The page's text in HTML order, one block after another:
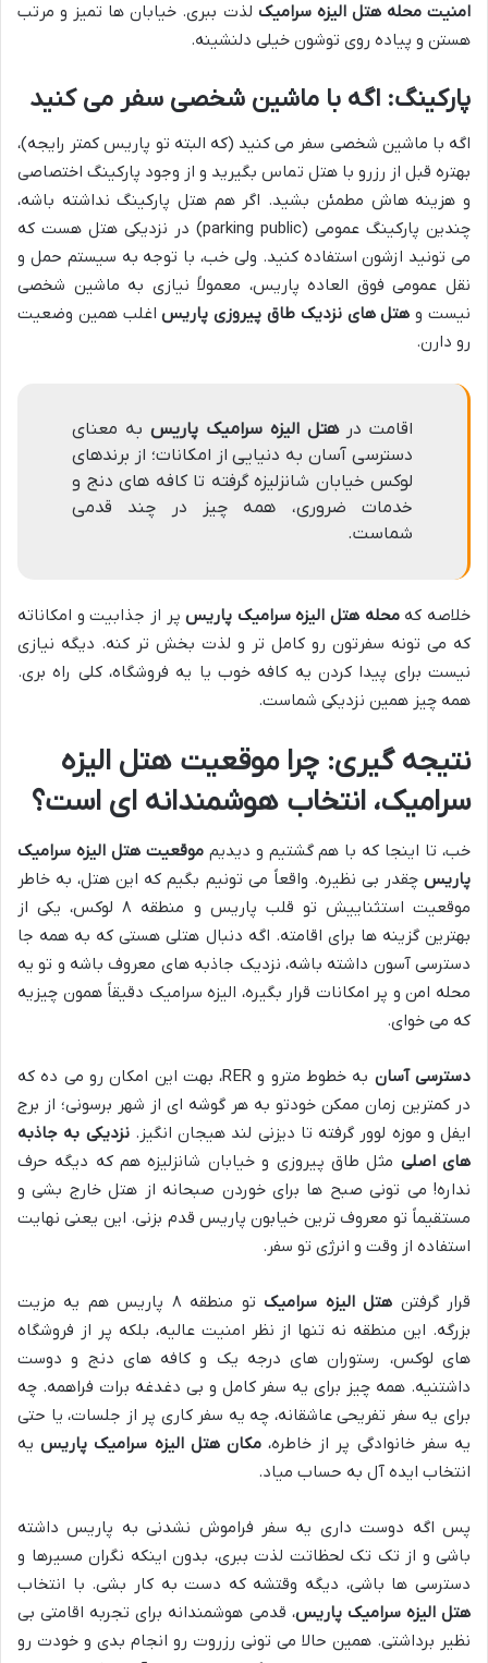
امنیت محله هتل الیزه سرامیک لذت ببری. خیابان ها تمیز و مرتب
هستن و پیاده روی توشون خیلی دلنشینه.
پارکینگ: اگه با ماشین شخصی سفر می کنید
اگه با ماشین شخصی سفر می کنید (که البته تو پاریس کمتر رایجه)،
بهتره قبل از رزرو با هتل تماس بگیرید و از وجود پارکینگ اختصاصی
و هزینه هاش مطمئن بشید. اگر هم هتل پارکینگ نداشته باشه،
چندین پارکینگ عمومی (parking public) در نزدیکی هتل هست که
می تونید ازشون استفاده کنید. ولی خب، با توجه به سیستم حمل و
نقل عمومی فوق العاده پاریس، معمولاً نیازی به ماشین شخصی
نیست و هتل های نزدیک طاق پیروزی پاریساغلب همین وضعیت
رو دارن.
اقامت درهتل الیزه سرامیک پاریس به معنای
دسترسی آسان به دنیایی از امکانات؛ از برندهای
لوکس خیابان شانزلیزه گرفته تا کافه های دنج و
خدمات ضروری، همه چیز در چند قدمی
شماست.
خلاصه کهمحله هتل الیزه سرامیک پاریسپر از جذابیت و امکاناته
که می تونه سفرتون رو کامل تر و لذت بخش تر کنه. دیگه نیازی
نیست برای پیدا کردن یه کافه خوب یا یه فروشگاه، کلی راه بری.
همه چیز همین نزدیکی شماست.
نتیجه گیری: چرا موقعیت هتل الیزه
سرامیک، انتخاب هوشمندانه ای است؟
خب، تا اینجا که با هم گشتیم و دیدیمموقعیت هتل الیزه سرامیک
پاریس چقدر بی نظیره. واقعاً می تونیم بگیم که این هتل، به خاطر
موقعیت استثناییش تو قلب پاریس و منطقه ۸ لوکس، یکی از
بهترین گزینه ها برای اقامته. اگه دنبال هتلی هستی که به همه جا
دسترسی آسون داشته باشه، نزدیک جاذبه های معروف باشه و تو یه
محله امن و پر امکانات قرار بگیره، الیزه سرامیک دقیقاً همون چیزیه
که می خوای.
دسترسی آسان
به خطوط مترو و RER، بهت این امکان رو می ده که
در کمترین زمان ممکن خودتو به هر گوشه ای از شهر برسونی؛ از برج
ایفل و موزه لوور گرفته تا دیزنی لند هیجان انگیز.نزدیکی به جاذبه
های اصلی مثل طاق پیروزی و خیابان شانزلیزه هم که دیگه حرف
نداره! می تونی صبح ها برای خوردن صبحانه از هتل خارج بشی و
مستقیماً تو معروف ترین خیابون پاریس قدم بزنی. این یعنی نهایت
استفاده از وقت و انرژی تو سفر.
قرار گرفتن هتل الیزه سرامیک
تو منطقه ۸ پاریس هم یه مزیت
بزرگه. این منطقه نه تنها از نظر امنیت عالیه، بلکه پر از فروشگاه
های لوکس، رستوران های درجه یک و کافه های دنج و دوست
داشتنیه. همه چیز برای یه سفر کامل و بی دغدغه برات فراهمه. چه
برای یه سفر تفریحی عاشقانه، چه یه سفر کاری پر از جلسات، یا حتی
یه سفر خانوادگی پر از خاطره،مکان هتل الیزه سرامیک پاریسیه
انتخاب ایده آل به حساب میاد.
پس اگه دوست داری یه سفر فراموش نشدنی به پاریس داشته
باشی و از تک تک لحظاتت لذت ببری، بدون اینکه نگران مسیرها و
دسترسی ها باشی، دیگه وقتشه که دست به کار بشی. با انتخاب
هتل الیزه سرامیک پاریس، قدمی هوشمندانه برای تجربه اقامتی بی
نظیر برداشتی. همین حالا می تونی رزروت رو انجام بدی و خودت رو